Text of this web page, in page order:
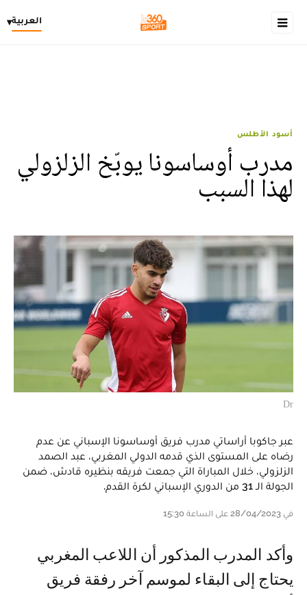
العربية▾
أسود الأطلس
مدرب أوساسونا يوبّخ الزلزولي
لهذا السبب
Dr
عبر جاكوبا أراساتي مدرب فريق أوساسونا الإسباني عن عدم
رضاه على المستوى الذي قدمه الدولي المغربي، عبد الصمد
الزلزولي، خلال المباراة التي جمعت فريقه بنظيره قادش، ضمن
الجولة الـ 31 من الدوري الإسباني لكرة القدم.
في 28/04/2023 على الساعة 15:30
وأكد المدرب المذكور أن اللاعب المغربي
يحتاج إلى البقاء لموسم آخر رفقة فريق